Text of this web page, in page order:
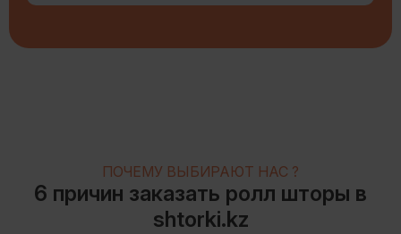
ПОЧЕМУ ВЫБИРАЮТ НАС ?
6 причин заказать ролл шторы в
shtorki.kz